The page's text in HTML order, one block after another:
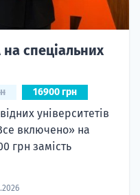
на спеціальних
16900 грн
університетів
включено» на
грн замість